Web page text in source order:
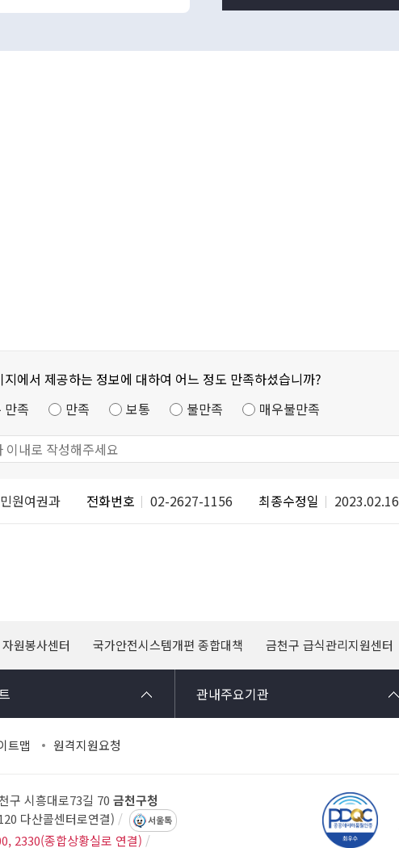
지에서 제공하는 정보에 대하여 어느 정도 만족하셨습니까?
만족
만족 보통 불만족 매우불만족
민원여권과 전화번호 02-2627-1156 최종수정일 2023.02.16
원봉사센터 국가안전시스템개편 종합대책 금천구 급식관리지원센터
관내주요기관
트맵 원격지원요청
구 시흥대로73길 70 금천구청
다산콜센터로연결) 서울톡
2330(종합상황실로 연결)